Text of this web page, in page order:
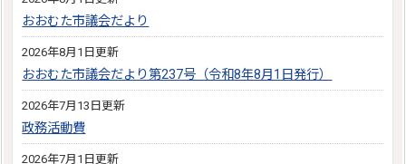
おおむた市議会だより
2026年8月1日更新
おおむた市議会だより第237号（令和8年8月1日発行）
2026年7月13日更新
政務活動費
2026年7月1日更新